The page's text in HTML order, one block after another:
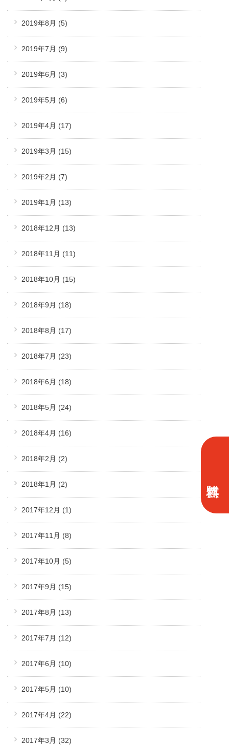
2019年8月 (5)
2019年7月 (9)
2019年6月 (3)
2019年5月 (6)
2019年4月 (17)
2019年3月 (15)
2019年2月 (7)
2019年1月 (13)
2018年12月 (13)
2018年11月 (11)
2018年10月 (15)
2018年9月 (18)
2018年8月 (17)
2018年7月 (23)
2018年6月 (18)
2018年5月 (24)
2018年4月 (16)
2018年2月 (2)
2018年1月 (2)
2017年12月 (1)
2017年11月 (8)
2017年10月 (5)
2017年9月 (15)
2017年8月 (13)
2017年7月 (12)
2017年6月 (10)
2017年5月 (10)
2017年4月 (22)
2017年3月 (32)